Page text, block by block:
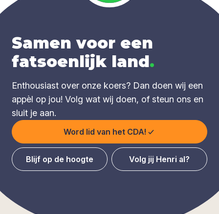
Samen voor een
fatsoenlijk land.
Enthousiast over onze koers? Dan doen wij een
appèl op jou! Volg wat wij doen, of steun ons en
sluit je aan.
Word lid van het CDA!
Blijf op de hoogte Volg jij Henri al?